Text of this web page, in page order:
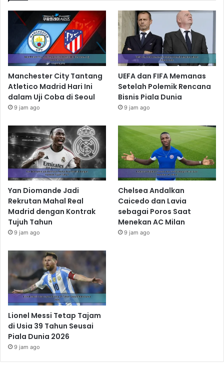
Manchester City Tantang
Atletico Madrid Hari Ini
dalam Uji Coba di Seoul
9 jam ago
UEFA dan FIFA Memanas
Setelah Polemik Rencana
Bisnis Piala Dunia
9 jam ago
Yan Diomande Jadi
Rekrutan Mahal Real
Madrid dengan Kontrak
Tujuh Tahun
9 jam ago
Chelsea Andalkan
Caicedo dan Lavia
sebagai Poros Saat
Menekan AC Milan
9 jam ago
Lionel Messi Tetap Tajam
di Usia 39 Tahun Seusai
Piala Dunia 2026
9 jam ago